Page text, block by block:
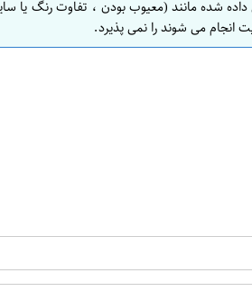
شده مانند (معیوب بودن ، تفاوت رنگ یا
انجام می شوند را نمی پذیرد.